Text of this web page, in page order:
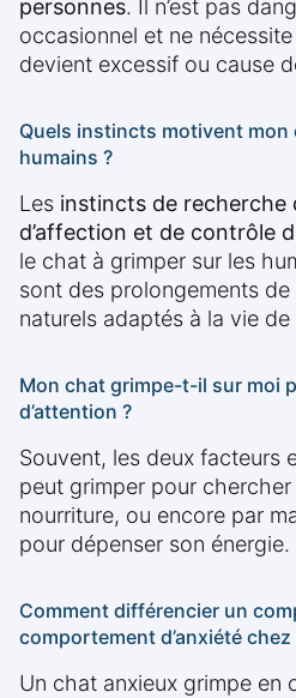
personnes. Il n’est pas
occasionnel et ne nécessite
devient excessif ou cause
Quels instincts motivent mon
humains ?
Les instincts de recherche
d’affection et de contrôle
le chat à grimper sur les
sont des prolongements
naturels adaptés à la vie de
Mon chat grimpe-t-il sur moi
d’attention ?
Souvent, les deux facteurs
peut grimper pour chercher
nourriture, ou encore par
pour dépenser son énergie.
Comment différencier un
comportement d’anxiété
Un chat anxieux grimpe en